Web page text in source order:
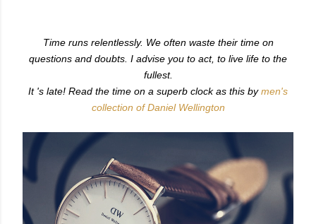
Time runs relentlessly. We often waste their time on
questions and doubts. I advise you to act, to live life to the
fullest.
It 's late! Read the time on a superb clock as this bymen's
collection of Daniel Wellington